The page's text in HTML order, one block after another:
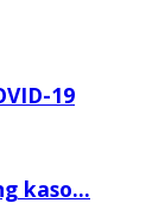
19
kaso...